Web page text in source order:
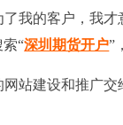
我的客户，我
“深圳期货开户”
站建设和推广